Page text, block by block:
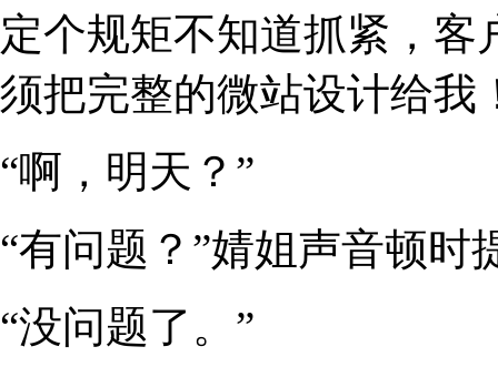
定个规矩不知道抓紧，
须把完整的微站设计给我
“啊，明天？”
“有问题？”婧姐声音顿时
“没问题了。”